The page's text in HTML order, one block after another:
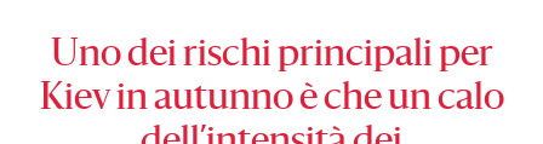
Uno dei rischi principali per
Kiev in autunno è che un calo